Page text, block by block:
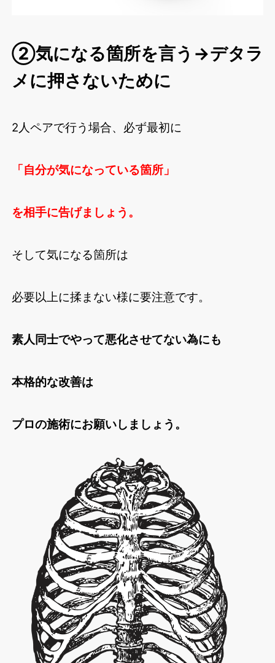
②気になる箇所を言う→デタラ
メに押さないために
2人ペアで行う場合、必ず最初に
「自分が気になっている箇所」
を相手に告げましょう。
そして気になる箇所は
必要以上に揉まない様に要注意です。
素人同士でやって悪化させてない為にも
本格的な改善は
プロの施術にお願いしましょう。